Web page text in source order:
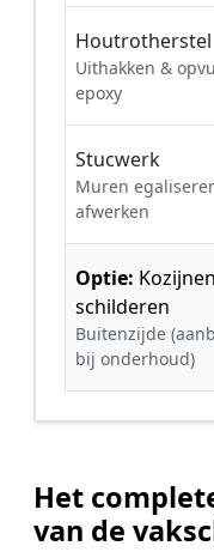
Houtrotherstel
Uithakken &
epoxy
Stucwerk
Muren
afwerken
Optie: Kozijnen
schilderen
Buitenzijde
bij onderhoud)
Het
van de